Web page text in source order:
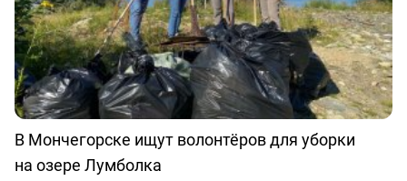
В Мончегорске ищут волонтёров для уборки
на озере Лумболка